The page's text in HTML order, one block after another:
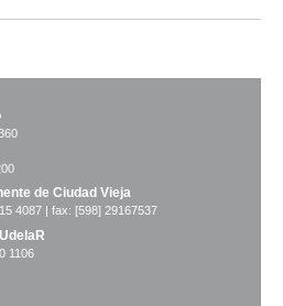
de Ciudad Vieja
4087 | fax: [598] 29167537
1106